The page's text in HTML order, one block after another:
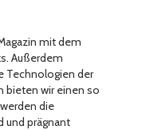
mit dem
Außerdem
Technologien der
bieten wir einen so
die
und prägnant